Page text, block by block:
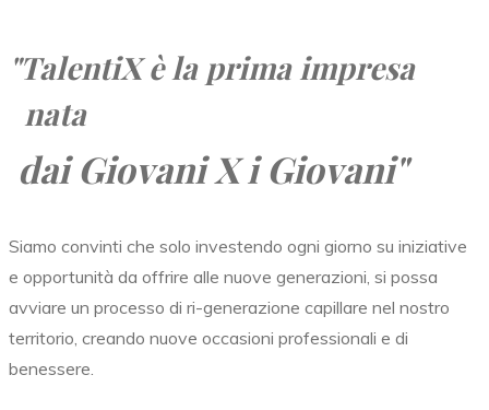
"TalentiXè la prima impresa
nata
dai Giovani X i Giovani"
Siamo convinti che solo investendo ogni giorno su iniziative
e opportunità da offrire alle nuove generazioni, si possa
avviare un processo di ri-generazione capillare nel nostro
territorio, creando nuove occasioni professionali e di
benessere.